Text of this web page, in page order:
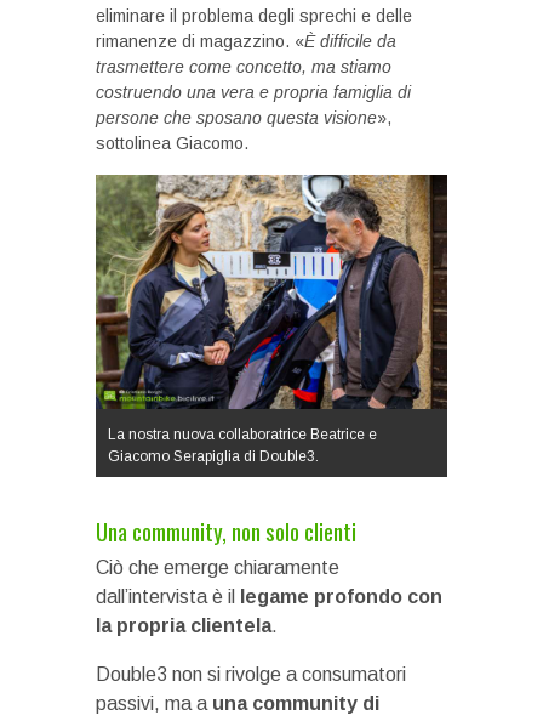
eliminare il problema degli sprechi e delle
rimanenze di magazzino. «È difficile da
trasmettere come concetto, ma stiamo
costruendo una vera e propria famiglia di
persone che sposano questa visione»,
sottolinea Giacomo.
La nostra nuova collaboratrice Beatrice e
Giacomo Serapiglia di Double3.
Una community, non solo clienti
Ciò che emerge chiaramente
dall’intervista è il
legame profondo con
la propria clientela.
Double3 non si rivolge a consumatori
passivi, ma a una community di